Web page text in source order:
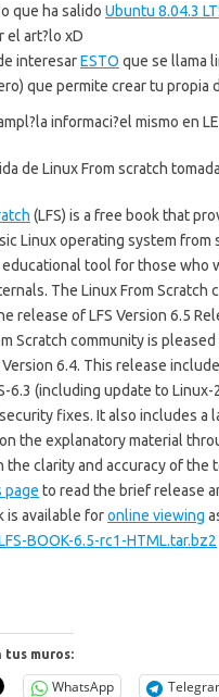
que ha salido Ubuntu 8.04.3
el art?lo xD
interesarESTO que se llama
que permite crear tu propia
informaci?el mismo en
de Linux From scratch
(LFS) is a free book that
Linux operating system from
educational tool for those who
The Linux From Scratch
release of LFS Version 6.5
Scratch community is
6.4. This release
6.3 (including update to Linux-
fixes. It also includes a
the explanatory material
the clarity and accuracy of the
page to read the brief release
is available foronline viewing
BOOK-6.5-rc1-HTML.tar.bz2
tus muros:
WhatsApp